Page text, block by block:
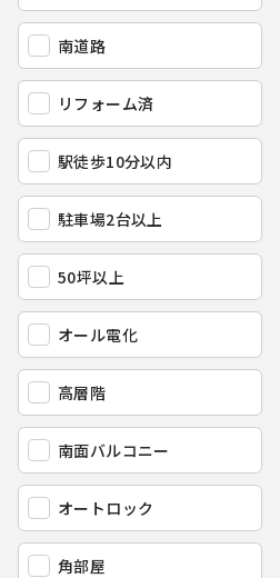
南道路
リフォーム済
駅徒歩10分以内
駐車場2台以上
50坪以上
オール電化
高層階
南面バルコニー
オートロック
角部屋